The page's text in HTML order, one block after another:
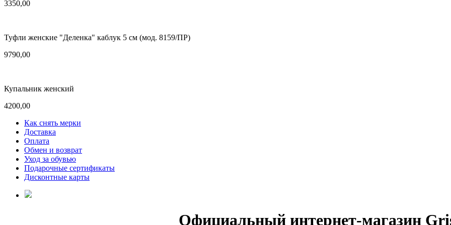
3350,00
Туфли женские "Деленка" каблук 5 см (мод. 8159/ПР)
9790,00
Купальник женский
4200,00
Как снять мерки
Доставка
Оплата
Обмен и возврат
Уход за обувью
Подарочные сертификаты
Дисконтные карты
Официальный интернет-магазин